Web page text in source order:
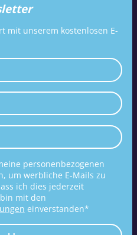
mit unserem kostenlosen E-
personenbezogenen
um werbliche E-Mails zu
ich dies jederzeit
mit den
einverstanden*